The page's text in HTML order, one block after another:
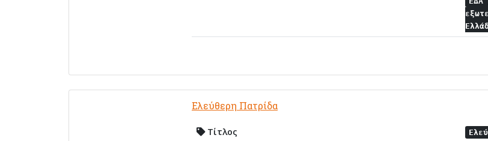
Ελεύθερη Πατρίδα
Τίτλος